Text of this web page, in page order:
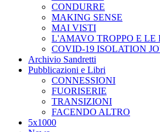
CONDURRE
MAKING SENSE
MAI VISTI
L'AMAVO TROPPO E LE
COVID-19 ISOLATION
Archivio Sandretti
Pubblicazioni e Libri
CONNESSIONI
FUORISERIE
TRANSIZIONI
FACENDO ALTRO
5x1000